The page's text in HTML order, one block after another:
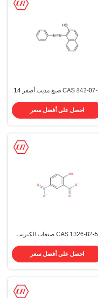
CAS 842-07-9 صبغ مذيب أصفر 14
احصل على أفضل سعر
CAS 1326-82-5 صبغات الكبريت
كبريت
احصل على أفضل سعر